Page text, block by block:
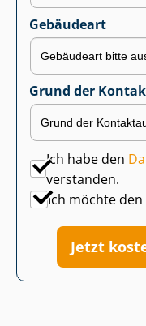
Gebäudeart
Grund der
Ich habe den
verstanden.
Ich möchte
Jetzt